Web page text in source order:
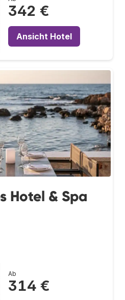
342 €
Ansicht Hotel
Hotel & Spa
Ab
314 €